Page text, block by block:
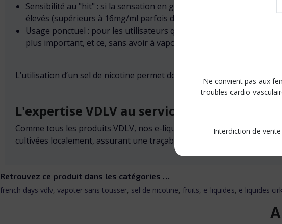
Ne convient pas aux
troubles cardio-
Interdiction de
Sensibilité au "hit" : si la sensation en gorge est trop forte pour
élevés (supérieurs à 16mg/ml parfois dans le cadre du sevrage)
Usage ponctuel : pour les utilisateurs qui ont un faible taux de
plus important, et ce, sans avoir à vapoter en continu.
L’utilisation d’un sel de nicotine permet donc de bénéficier, lorsque
L'expertise VDLV au service de votre vape
Comme tous les produits VDLV, nos e-liquides aux sels de nicotine
cultivées localement, assurant une traçabilité et une qualité optimales.
Retrouvez ce produit dans les catégories …
french days vdlv, vapoter sans tousser, sel de nicotine, fruits, e-liquides, e-liquides